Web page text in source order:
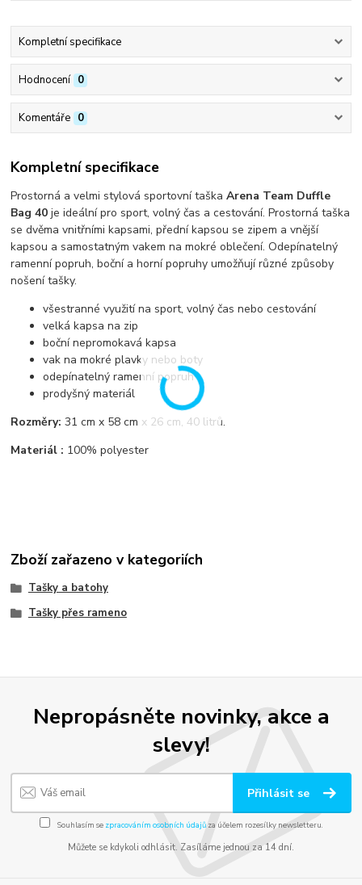
Kompletní specifikace
Hodnocení 0
Komentáře 0
Kompletní specifikace
Prostorná a velmi stylová sportovní taškaArena Team Duffle
Bag 40 je ideální pro sport, volný čas a cestování. Prostorná taška
se dvěma vnitřními kapsami, přední kapsou se zipem a vnější
kapsou a samostatným vakem na mokré oblečení. Odepínatelný
ramenní popruh, boční a horní popruhy umožňují různé způsoby
nošení tašky.
všestranné využití na sport, volný čas nebo cestování
velká kapsa na zip
boční nepromokavá kapsa
vak na mokré plavky nebo boty
odepínatelný ramenní popruh
prodyšný materiál
Rozměry:31 cm x 58 cm x 26 cm, 40 litrů.
Materiál : 100% polyester
Zboží zařazeno v kategoriích
Tašky a batohy
Tašky přes rameno
Nepropásněte novinky, akce a
slevy!
Přihlásit se
Souhlasím se zpracováním osobních údajůza účelem rozesílky newsletteru.
Můžete se kdykoli odhlásit. Zasíláme jednou za 14 dní.